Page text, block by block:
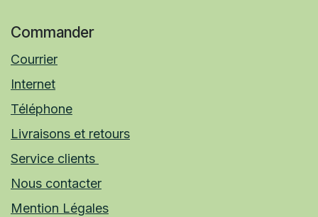
Commander
Courrier
Internet
Téléphone
Livraisons et retours
Service clients
Nous contacter
Mention Légales